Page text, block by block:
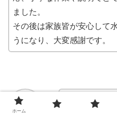
ました。
その後は家族皆が安心して
うになり、大変感謝です。
急な給湯器の
ホーム